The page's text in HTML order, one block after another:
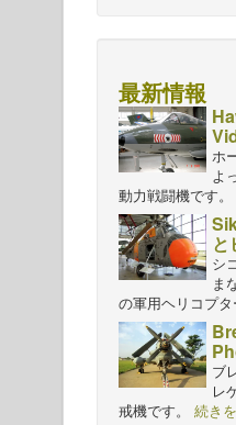
最新情報
ホ
よ
動力戦闘機です。
と
シ
ま
の軍用ヘリコプタ
ブ
レ
戒機です。 続き